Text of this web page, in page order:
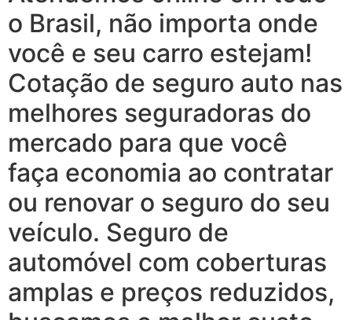
o Brasil, não importa onde
você e seu carro estejam!
Cotação de seguro auto nas
melhores seguradoras do
mercado para que você
faça economia ao contratar
ou renovar o seguro do seu
veículo. Seguro de
automóvel com coberturas
amplas e preços reduzidos,